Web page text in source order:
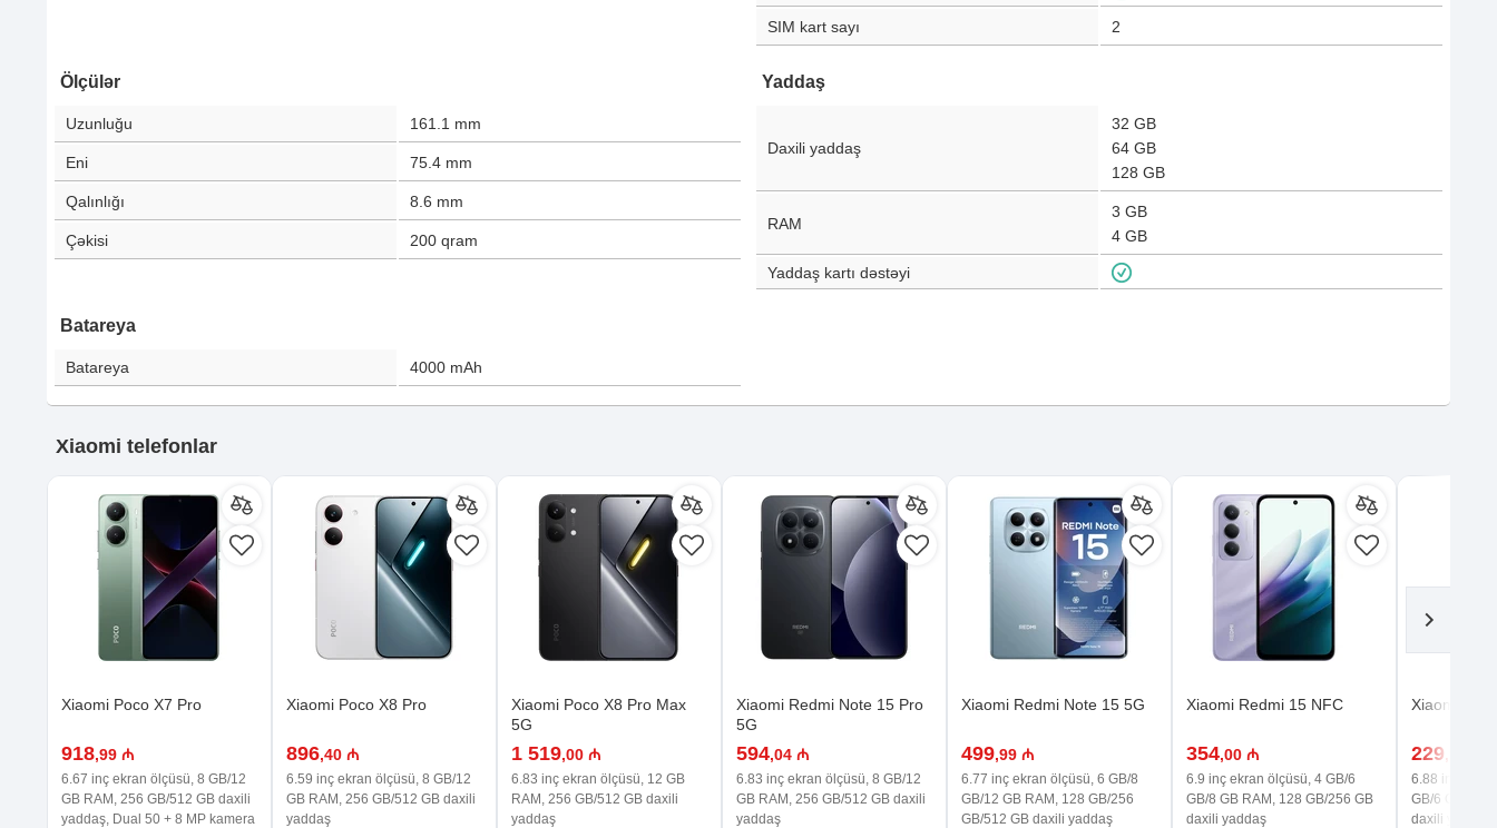
SIM kart sayı 2
Ölçülər
Uzunluğu 161.1 mm
Eni 75.4 mm
Qalınlığı 8.6 mm
Çəkisi 200 qram
Yaddaş
Daxili yaddaş
32 GB
64 GB
128 GB
RAM
3 GB
4 GB
Yaddaş kartı dəstəyi
Batareya
Batareya 4000 mAh
Xiaomi telefonlar
Xiaomi Poco X7 Pro
918,99 ₼
6.67 inç ekran ölçüsü, 8 GB/12
GB RAM, 256 GB/512 GB daxili
yaddaş, Dual 50 + 8 MP kamera
Xiaomi Poco X8 Pro
896,40 ₼
6.59 inç ekran ölçüsü, 8 GB/12
GB RAM, 256 GB/512 GB daxili
yaddaş
Xiaomi Poco X8 Pro Max
5G
1 519,00 ₼
6.83 inç ekran ölçüsü, 12 GB
RAM, 256 GB/512 GB daxili
yaddaş
Xiaomi Redmi Note 15 Pro
5G
594,04 ₼
6.83 inç ekran ölçüsü, 8 GB/12
GB RAM, 256 GB/512 GB daxili
yaddaş
Xiaomi Redmi Note 15 5G
499,99 ₼
6.77 inç ekran ölçüsü, 6 GB/8
GB/12 GB RAM, 128 GB/256
GB/512 GB daxili yaddaş
Xiaomi Redmi 15 NFC
354,00 ₼
6.9 inç ekran ölçüsü, 4 GB/6
GB/8 GB RAM, 128 GB/256 GB
daxili yaddaş
Xiaomi
229,99 ₼
6.88 inç
GB/6 GB
daxili yaddaş